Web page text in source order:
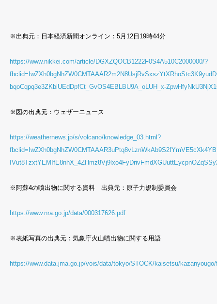
※出典元：日本経済新聞オンライン：5月12日19時44分
https://www.nikkei.com/article/DGXZQOCB1222F0S4A510C2000000/?
bqoCqpq3e3ZKbiUEdDpfCt_GvOS4EBLBU9A_oLUH_x-
※図の出典元：ウェザーニュース
https://weathernews.jp/s/volcano/knowledge_03.html?
※阿蘇4の噴出物に関する資料 出典元：原子力規制委員会
https://www.nra.go.jp/data/000317626.pdf
※表紙写真の出典元：気象庁火山噴出物に関する用語
https://www.data.jma.go.jp/vois/data/tokyo/STOCK/kaisetsu/